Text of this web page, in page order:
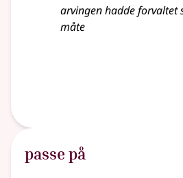
arvingen hadde forvaltet
måte
passe på